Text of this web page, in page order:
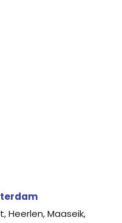
Heerlen, Maaseik,